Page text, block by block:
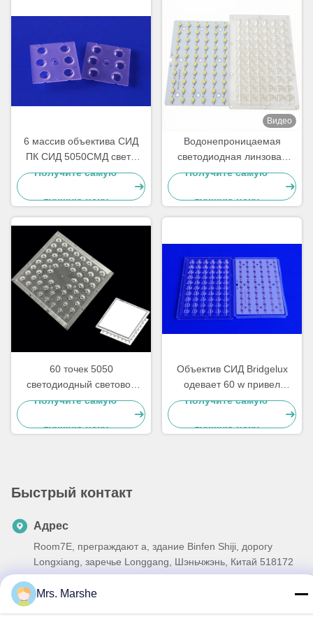
6 массив объектива СИД
ПК СИД 5050СМД света
залива 90 градусов массив
объектива высокого мулти
Получите самую
лучшую цену
Видео
Водонепроницаемая
светодиодная линзовая
матрица мощностью 60 Вт
прожекторов, высоких
пролетов и
Получите самую
лучшую цену
60 точек 5050
светодиодный световой
модуль стадиона объектив
водонепроницаемый
Получите самую
лучшую цену
Объектив СИД Bridgelux
одевает 60 w привел
аксессуары уличного света,
Получите самую
лучшую цену
Быстрый контакт
Адрес
Room7E, преграждают a, здание Binfen Shiji, дорогу
Longxiang, заречье Longgang, Шэньчжэнь, Китай 518172
Телефон
Mrs. Marshe